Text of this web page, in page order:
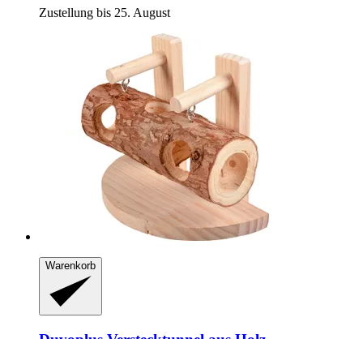
Zustellung bis 25. August
Warenkorb